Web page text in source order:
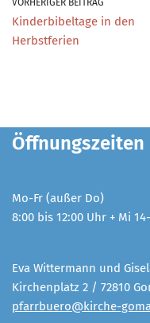
Kinderbibeltage in den
Herbstferien
Öffnungszeiten
Mo-Fr (außer Do)
8:00 bis 12:00 Uhr + Mi
Eva Wittermann und
Kirchenplatz 2 / 72810
pfarrbuero@kirche-